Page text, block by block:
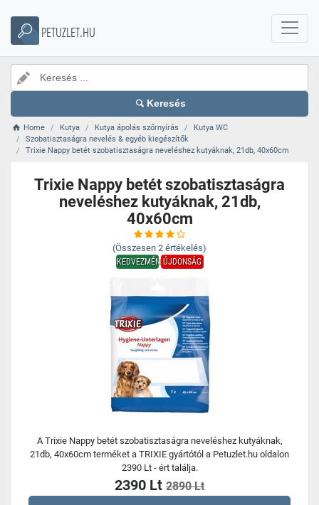
PETUZLET.HU
Keresés
Home Kutya Kutya ápolás szőrnyírás
Kutya WC
Szobatisztaságra nevelés & egyéb kiegészítők
Trixie Nappy betét szobatisztaságra neveléshez kutyáknak, 21db, 40x60cm
Trixie Nappy betét szobatisztaságra
neveléshez kutyáknak, 21db,
40x60cm
(Összesen 2 értékelés)
KEDVEZMÉNYÚJDONSÁG
A Trixie Nappy betét szobatisztaságra neveléshez kutyáknak,
21db, 40x60cm terméket a TRIXIE gyártótól a Petuzlet.hu oldalon
2390 Lt - ért találja.
2390 Lt 2890 Lt